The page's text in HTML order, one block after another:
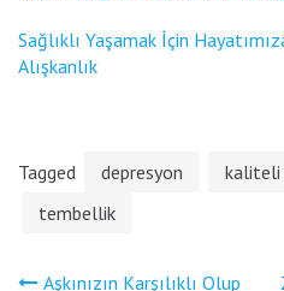
Sağlıklı Yaşamak İçin
Alışkanlık
Tagged depresyon kaliteli
tembellik
YazıAşkınızın Karşılıklı Olup